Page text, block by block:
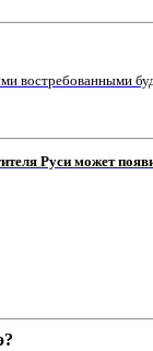
Руси может